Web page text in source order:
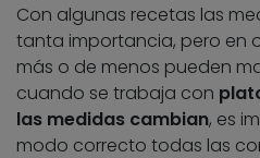
Con algunas recetas las
tanta importancia, pero en
más o de menos pueden
cuando se trabaja con
las medidas cambian, es
modo correcto todas las